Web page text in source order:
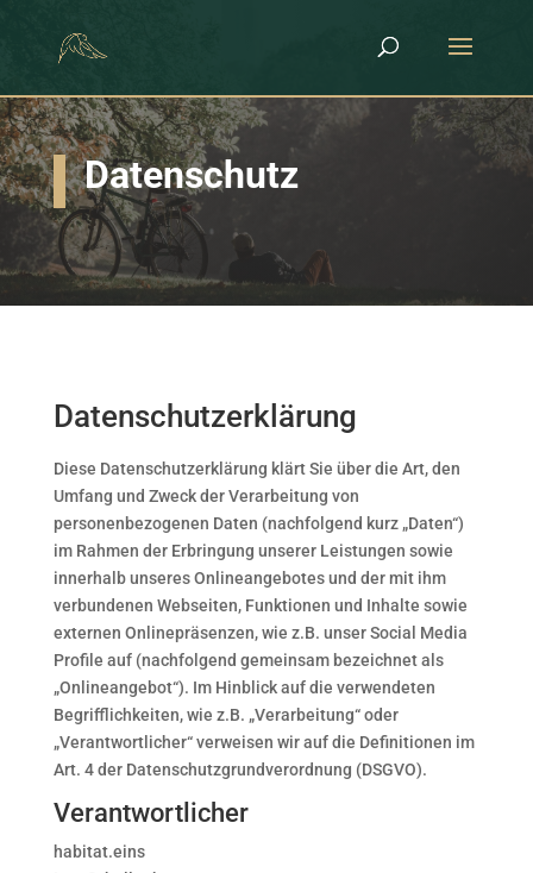
Datenschutz
Datenschutzerklärung
Diese Datenschutzerklärung klärt Sie über die Art, den
Umfang und Zweck der Verarbeitung von
personenbezogenen Daten (nachfolgend kurz „Daten“)
im Rahmen der Erbringung unserer Leistungen sowie
innerhalb unseres Onlineangebotes und der mit ihm
verbundenen Webseiten, Funktionen und Inhalte sowie
externen Onlinepräsenzen, wie z.B. unser Social Media
Profile auf (nachfolgend gemeinsam bezeichnet als
„Onlineangebot“). Im Hinblick auf die verwendeten
Begrifflichkeiten, wie z.B. „Verarbeitung“ oder
„Verantwortlicher“ verweisen wir auf die Definitionen im
Art. 4 der Datenschutzgrundverordnung (DSGVO).
Verantwortlicher
habitat.eins